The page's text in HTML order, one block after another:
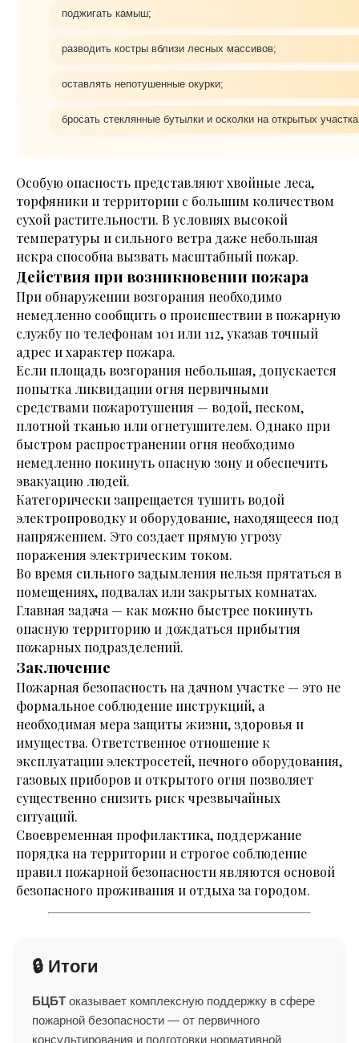
поджигать камыш;
разводить костры вблизи лесных массивов;
оставлять непотушенные окурки;
бросать стеклянные бутылки и осколки на открытых
Особую опасность представляют хвойные леса,
торфяники и территории с большим количеством
сухой растительности. В условиях высокой
температуры и сильного ветра даже небольшая
искра способна вызвать масштабный пожар.
Действия при возникновении пожара
При обнаружении возгорания необходимо
немедленно сообщить о происшествии в пожарную
службу по телефонам 101 или 112, указав точный
адрес и характер пожара.
Если площадь возгорания небольшая, допускается
попытка ликвидации огня первичными
средствами пожаротушения — водой, песком,
плотной тканью или огнетушителем. Однако при
быстром распространении огня необходимо
немедленно покинуть опасную зону и обеспечить
эвакуацию людей.
Категорически запрещается тушить водой
электропроводку и оборудование, находящееся под
напряжением. Это создает прямую угрозу
поражения электрическим током.
Во время сильного задымления нельзя прятаться в
помещениях, подвалах или закрытых комнатах.
Главная задача — как можно быстрее покинуть
опасную территорию и дождаться прибытия
пожарных подразделений.
Заключение
Пожарная безопасность на дачном участке — это не
формальное соблюдение инструкций, а
необходимая мера защиты жизни, здоровья и
имущества. Ответственное отношение к
эксплуатации электросетей, печного оборудования,
газовых приборов и открытого огня позволяет
существенно снизить риск чрезвычайных
ситуаций.
Своевременная профилактика, поддержание
порядка на территории и строгое соблюдение
правил пожарной безопасности являются основой
безопасного проживания и отдыха за городом.
🔒 Итоги
БЦБТ оказывает комплексную поддержку в сфере
пожарной безопасности — от первичного
консультирования и подготовки нормативной